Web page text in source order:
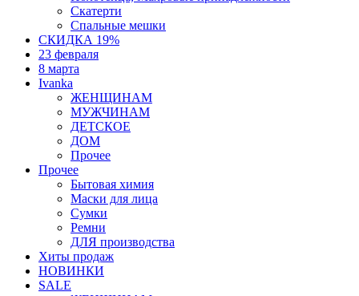
Скатерти
Спальные мешки
СКИДКА 19%
23 февраля
8 марта
Ivanka
ЖЕНЩИНАМ
МУЖЧИНАМ
ДЕТСКОЕ
ДОМ
Прочее
Прочее
Бытовая химия
Маски для лица
Сумки
Ремни
ДЛЯ производства
Хиты продаж
НОВИНКИ
SALE